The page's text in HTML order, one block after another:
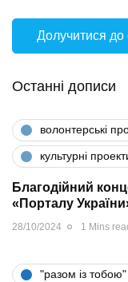
Долучитися до
Останні дописи
волонтерські
культурні
Благодійний
«Порталу
28/10/2024 1 Mins
"разом iз тобою"